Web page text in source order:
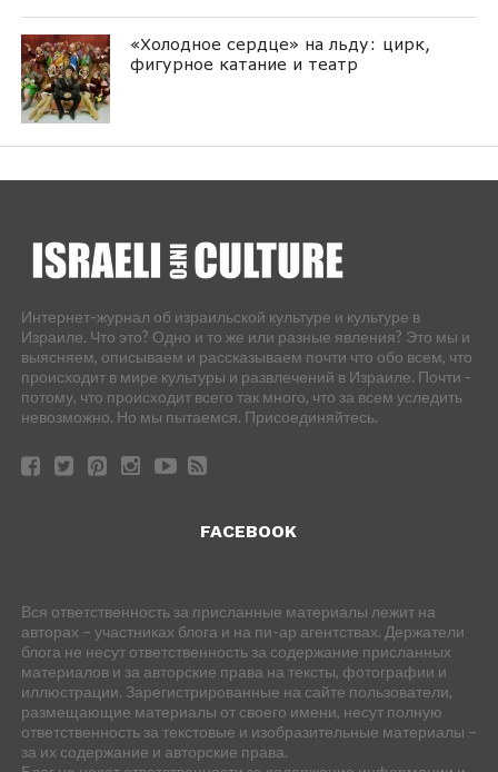
«Холодное сердце» на льду: цирк,
фигурное катание и театр
Интернет-журнал об израильской культуре и культуре в
Израиле. Что это? Одно и то же или разные явления? Это мы и
выясняем, описываем и рассказываем почти что обо всем, что
происходит в мире культуры и развлечений в Израиле. Почти -
потому, что происходит всего так много, что за всем уследить
невозможно. Но мы пытаемся. Присоединяйтесь.
FACEBOOK
Вся ответственность за присланные материалы лежит на
авторах – участниках блога и на пи-ар агентствах. Держатели
блога не несут ответственность за содержание присланных
материалов и за авторские права на тексты, фотографии и
иллюстрации. Зарегистрированные на сайте пользователи,
размещающие материалы от своего имени, несут полную
ответственность за текстовые и изобразительные материалы –
за их содержание и авторские права.